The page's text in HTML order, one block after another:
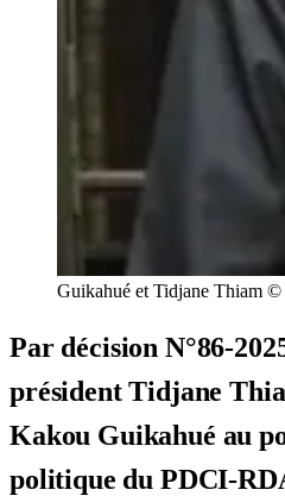
Guikahué et Tidjane Thiam
Par décision N°86-
président Tidjane
Kakou Guikahué au
politique du PDCI-